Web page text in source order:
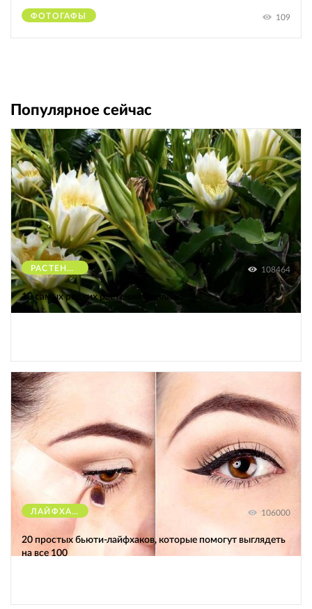
ФОТОГАФЫ 109
Популярное сейчас
РАСТЕНИЯ 108464
10 самых редких растений Земли
ЛАЙФХАКИ 106000
20 простых бьюти-лайфхаков, которые помогут выглядеть
на все 100